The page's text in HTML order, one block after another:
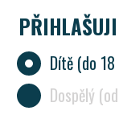
PŘIHLAŠUJI
Dítě (do
Dospělý